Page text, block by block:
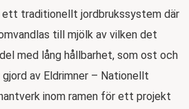
ett traditionellt jordbrukssystem där
till mjölk av vilken det
med lång hållbarhet, som ost och
gjord av Eldrimner – Nationellt
inom ramen för ett projekt